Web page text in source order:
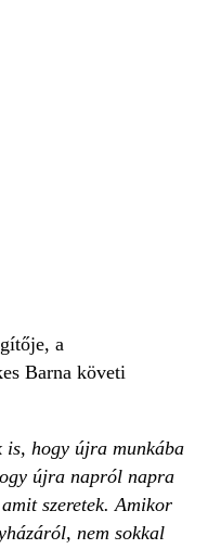
a
Barna követi
hogy újra munkába
újra napról napra
szeretek. Amikor
nem sokkal